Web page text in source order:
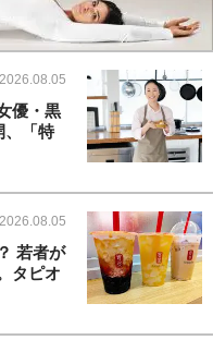
2026.08.05
優・黒
、「特
2026.08.05
若者が
タピオ